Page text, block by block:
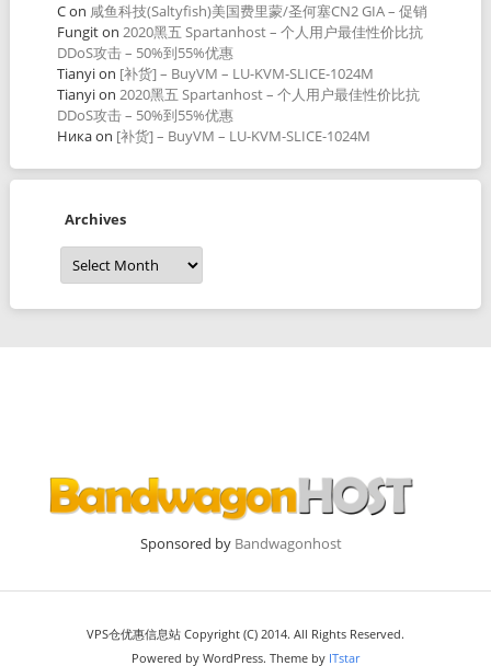
Con 咸鱼科技(Saltyfish)美国费里蒙/圣何塞CN2 GIA – 促销
Fungiton 2020黑五 Spartanhost – 个人用户最佳性价比抗
DDoS攻击 – 50%到55%优惠
Tianyion [补货] – BuyVM – LU-KVM-SLICE-1024M
Tianyion 2020黑五 Spartanhost – 个人用户最佳性价比抗
DDoS攻击 – 50%到55%优惠
Никаon [补货] – BuyVM – LU-KVM-SLICE-1024M
Archives
Archives
Sponsored by Bandwagonhost
VPS仓优惠信息站 Copyright (C) 2014. All Rights Reserved.
Powered by WordPress. Theme by ITstar